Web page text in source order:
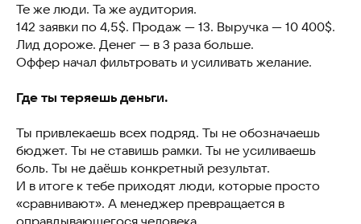
Те же люди. Та же аудитория.
142 заявки по 4,5$. Продаж — 13. Выручка — 10 400$.
Лид дороже. Денег — в 3 раза больше.
Оффер начал фильтровать и усиливать желание.
Где ты теряешь деньги.
Ты привлекаешь всех подряд. Ты не обозначаешь
бюджет. Ты не ставишь рамки. Ты не усиливаешь
боль. Ты не даёшь конкретный результат.
И в итоге к тебе приходят люди, которые просто
«сравнивают». А менеджер превращается в
оправдывающегося человека.